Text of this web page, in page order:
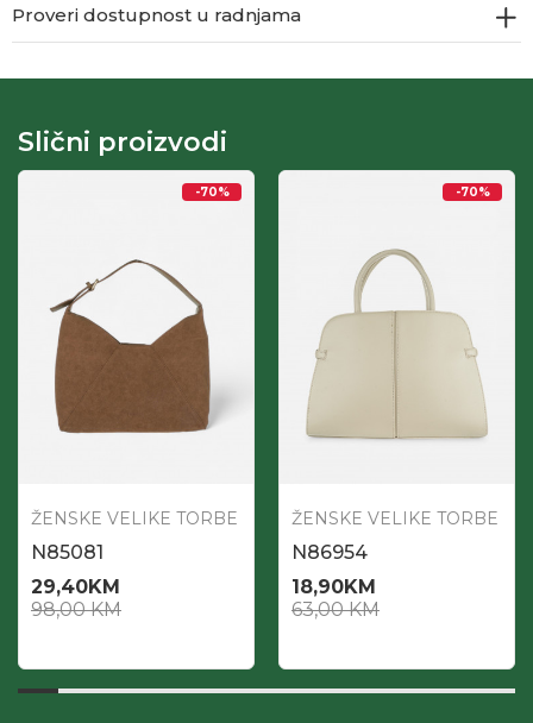
Proveri dostupnost u radnjama
Slični proizvodi
-70%
ŽENSKE VELIKE TORBE
N85081
29,40KM
98,00KM
-70%
ŽENSKE VELIKE TORBE
N86954
18,90KM
63,00KM